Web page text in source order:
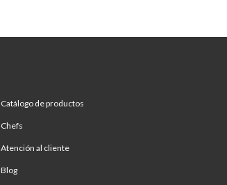
Catálogo de productos
Chefs
Atención al cliente
Blog